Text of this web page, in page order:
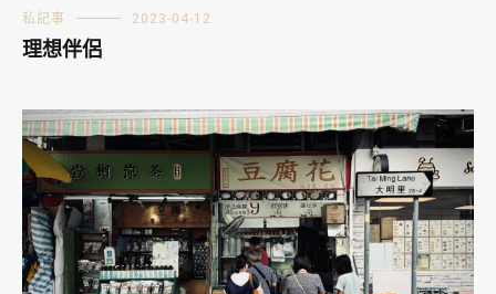
私記事 2023-04-12
理想伴侶